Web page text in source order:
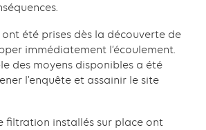
été prises dès la découverte de
immédiatement l’écoulement.
des moyens disponibles a été
l’enquête et assainir le site
filtration installés sur place ont